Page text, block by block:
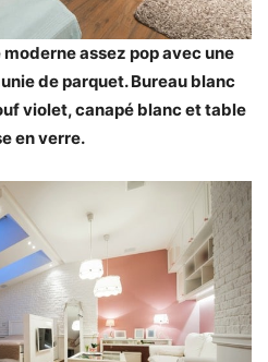
assez pop avec une
de parquet. Bureau blanc
violet, canapé blanc et table
en verre.